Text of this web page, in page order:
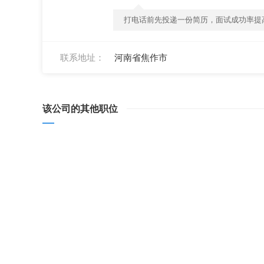
打电话前先投递一份简历，面试成功率提
联系地址： 河南省焦作市
该公司的其他职位